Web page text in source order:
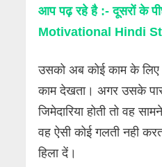
आप पढ़ रहे है :- दूसरों के
Motivational Hindi
उसको अब कोई काम के
काम देखता। अगर उसके
जिमेदारिया होती तो वह
वह ऐसी कोई गलती नही
हिला दें।